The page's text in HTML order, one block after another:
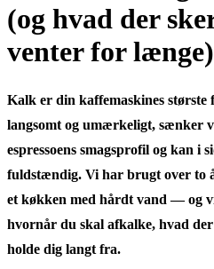
(og hvad der
venter for længe)
Kalk er din kaffemaskines største
langsomt og umærkeligt, sænker
espressoens smagsprofil og kan i
fuldstændig. Vi har brugt over to
et køkken med hårdt vand — og
hvornår du skal afkalke, hvad
holde dig langt fra.